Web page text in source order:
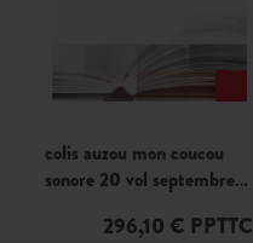
colis auzou mon coucou
sonore 20 vol septembre
296,10 € PPTTC